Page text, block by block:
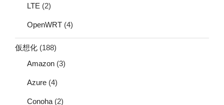
LTE (2)
OpenWRT (4)
仮想化 (188)
Amazon (3)
Azure (4)
Conoha (2)